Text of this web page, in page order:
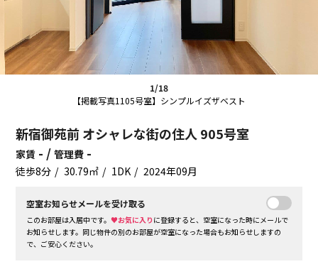
1/18
【掲載写真1105号室】シンプルイズザベスト
新宿御苑前 オシャレな街の住人 905号室
家賃 - /管理費 -
徒歩8分 30.79㎡ 1DK 2024年09月
空室お知らせメールを受け取る
このお部屋は入居中です。♥お気に入り に登録すると、空室になった時にメールで
お知らせします。同じ物件の別のお部屋が空室になった場合もお知らせしますの
で、ご安心ください。